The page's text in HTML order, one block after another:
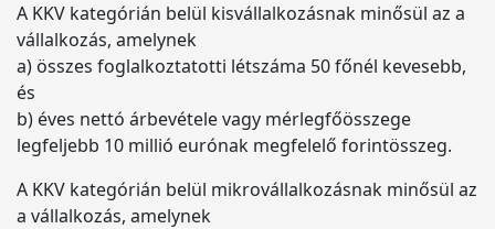
A KKV kategórián belül kisvállalkozásnak minősül az a
vállalkozás, amelynek
a) összes foglalkoztatotti létszáma 50 főnél kevesebb,
és
b) éves nettó árbevétele vagy mérlegfőösszege
legfeljebb 10 millió eurónak megfelelő forintösszeg.
A KKV kategórián belül mikrovállalkozásnak minősül az
a vállalkozás, amelynek